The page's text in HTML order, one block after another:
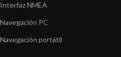
Interfaz NMEA
Navegación PC
Navegación portátil